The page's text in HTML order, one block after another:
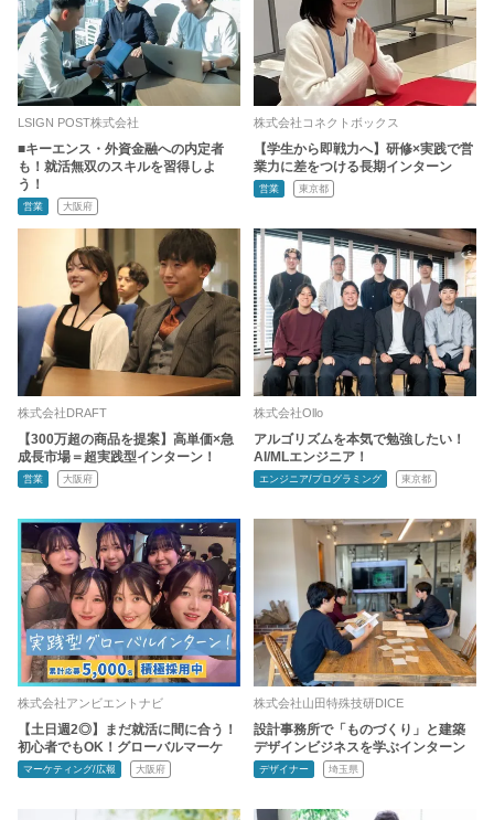
LSIGN POST株式会社
■キーエンス・外資金融への内定者
も！就活無双のスキルを習得しよ
う！
営業 大阪府
株式会社コネクトボックス
【学生から即戦力へ】研修×実践で営
業力に差をつける長期インターン
営業 東京都
株式会社DRAFT
【300万超の商品を提案】高単価×急
成長市場＝超実践型インターン！
営業 大阪府
株式会社Ollo
アルゴリズムを本気で勉強したい！
AI/MLエンジニア！
エンジニア/プログラミング 東京都
株式会社アンビエントナビ
【土日週2◎】まだ就活に間に合う！
初心者でもOK！グローバルマーケ
マーケティング/広報 大阪府
株式会社山田特殊技研DICE
設計事務所で「ものづくり」と建築
デザインビジネスを学ぶインターン
デザイナー 埼玉県